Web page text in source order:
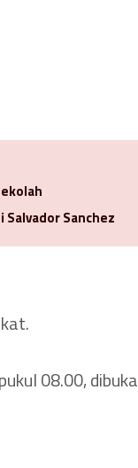
Sanchez
08.00, dibuka